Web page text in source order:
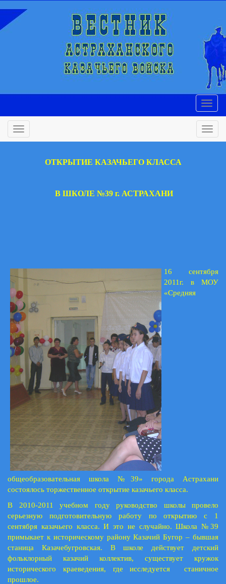
ОТКРЫТИЕ КАЗАЧЬЕГО КЛАССА
В ШКОЛЕ №39 г. АСТРАХАНИ
16 сентября
2011г. в МОУ
«Средняя
общеобразовательная школа №39» города Астрахани
состоялось торжественное открытие казачьего класса.
В 2010-2011 учебном году руководство школы провело
серьезную подготовительную работу по открытию с 1
сентября казачьего класса. И это не случайно. Школа №39
примыкает к историческому району Казачий Бугор – бывшая
станица Казачебугровская. В школе действует детский
фольклорный казачий коллектив, существует кружок
исторического краеведения, где исследуется станичное
прошлое.